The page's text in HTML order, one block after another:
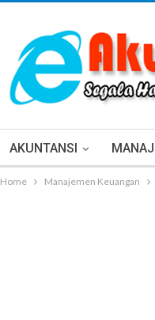
AKUNTANSI
Home Manajemen Keuangan